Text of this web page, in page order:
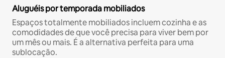
Aluguéis por temporada mobiliados
Espaços totalmente mobiliados incluem cozinha e as
comodidades de que você precisa para viver bem por
um mês ou mais. É a alternativa perfeita para uma
sublocação.